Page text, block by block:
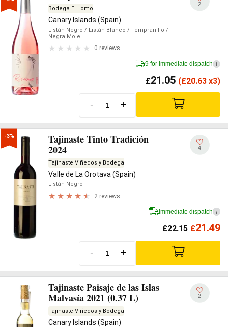
Bodega El Lomo
Canary Islands (Spain)
Listán Negro / Listán Blanco / Tempranillo /
Negra Mole
0 reviews
2
9 for immediate dispatch i
£21.05 (£20.63 x3)
- +
-3%
Tajinaste Tinto Tradición
2024
Tajinaste Viñedos y Bodega
Valle de La Orotava (Spain)
Listán Negro
2 reviews
4
Immediate dispatch i
£22.15 £21.49
- +
Tajinaste Paisaje de las Islas
Malvasía 2021 (0.37 L)
Tajinaste Viñedos y Bodega
Canary Islands (Spain)
2